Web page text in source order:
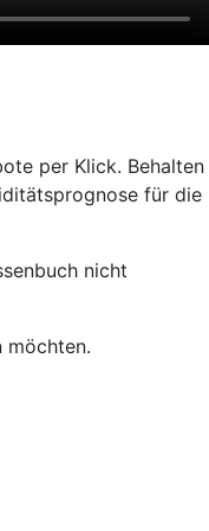
per Klick. Behalten
für die
nicht
möchten.